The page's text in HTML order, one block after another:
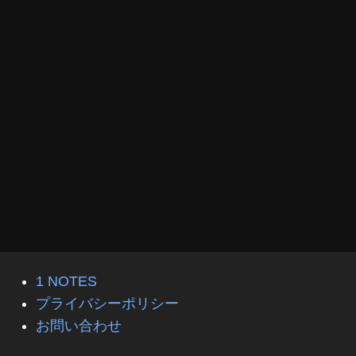
1 NOTES
プライバシーポリシー
お問い合わせ